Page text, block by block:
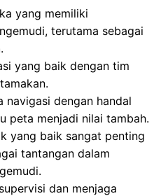
yang memiliki
terutama sebagai
yang baik dengan tim
navigasi dengan handal
peta menjadi nilai tambah.
yang baik sangat penting
tantangan dalam
dan menjaga